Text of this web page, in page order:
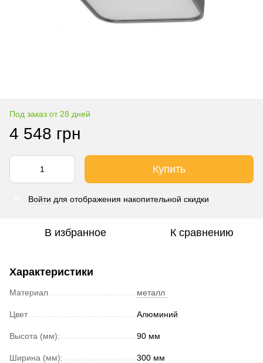
Под заказ от 28 дней
4 548 грн
Купить
Войти для отображения накопительной скидки
В избранное К сравнению
Характеристики
Материал металл
Цвет Алюминий
Высота (мм): 90 мм
Ширина (мм): 300 мм